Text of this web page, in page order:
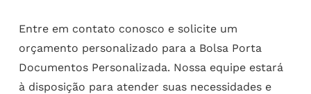
Entre em contato conosco e solicite um
orçamento personalizado para a Bolsa Porta
Documentos Personalizada. Nossa equipe estará
à disposição para atender suas necessidades e